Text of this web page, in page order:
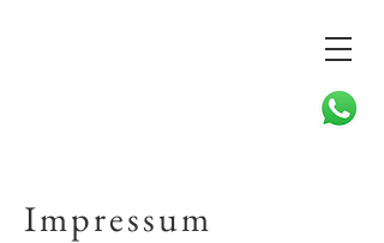
Impressum